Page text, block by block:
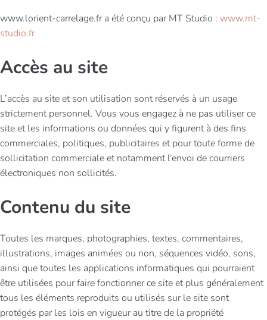
www.lorient-carrelage.fr a été conçu par MT Studio : www.mt-
studio.fr
Accès au site
L’accès au site et son utilisation sont réservés à un usage
strictement personnel. Vous vous engagez à ne pas utiliser ce
site et les informations ou données qui y figurent à des fins
commerciales, politiques, publicitaires et pour toute forme de
sollicitation commerciale et notamment l’envoi de courriers
électroniques non sollicités.
Contenu du site
Toutes les marques, photographies, textes, commentaires,
illustrations, images animées ou non, séquences vidéo, sons,
ainsi que toutes les applications informatiques qui pourraient
être utilisées pour faire fonctionner ce site et plus généralement
tous les éléments reproduits ou utilisés sur le site sont
protégés par les lois en vigueur au titre de la propriété